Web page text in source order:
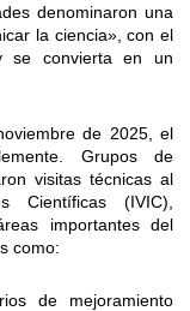
denominaron una
la ciencia», con el
se convierta en un
de 2025, el
Grupos de
visitas técnicas al
Científicas (IVIC),
importantes del
como:
de mejoramiento